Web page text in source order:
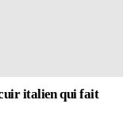
italien qui fait